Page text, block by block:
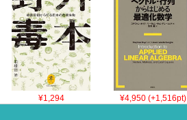
¥1,294 ¥4,950 (+1,516pt)